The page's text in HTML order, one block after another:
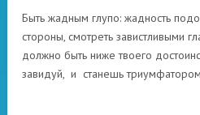
Быть жадным глупо: жадность
стороны, смотреть завистливыми
должно быть ниже твоего
завидуй, и станешь